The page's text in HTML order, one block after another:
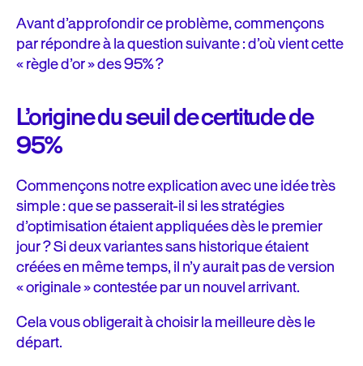
Avant d’approfondir ce problème, commençons
par répondre à la question suivante : d’où vient cette
« règle d’or » des 95% ?
L’origine du seuil de certitude de
95%
Commençons notre explication avec une idée très
simple : que se passerait-il si les stratégies
d’optimisation étaient appliquées dès le premier
jour ? Si deux variantes sans historique étaient
créées en même temps, il n’y aurait pas de version
« originale » contestée par un nouvel arrivant.
Cela vous obligerait à choisir la meilleure dès le
départ.